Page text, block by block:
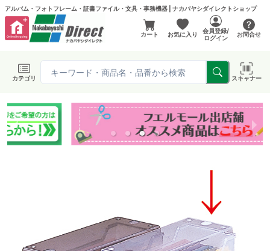
アルバム・フォトフレーム・証書ファイル・文具・事務機器 | ナカバヤシダイレクトショップ
カート お気に入り
会員登録/
ログイン
お問合せ
カテゴリ スキャナー